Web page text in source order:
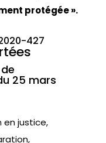
protégée ».
427
25 mars
en justice,